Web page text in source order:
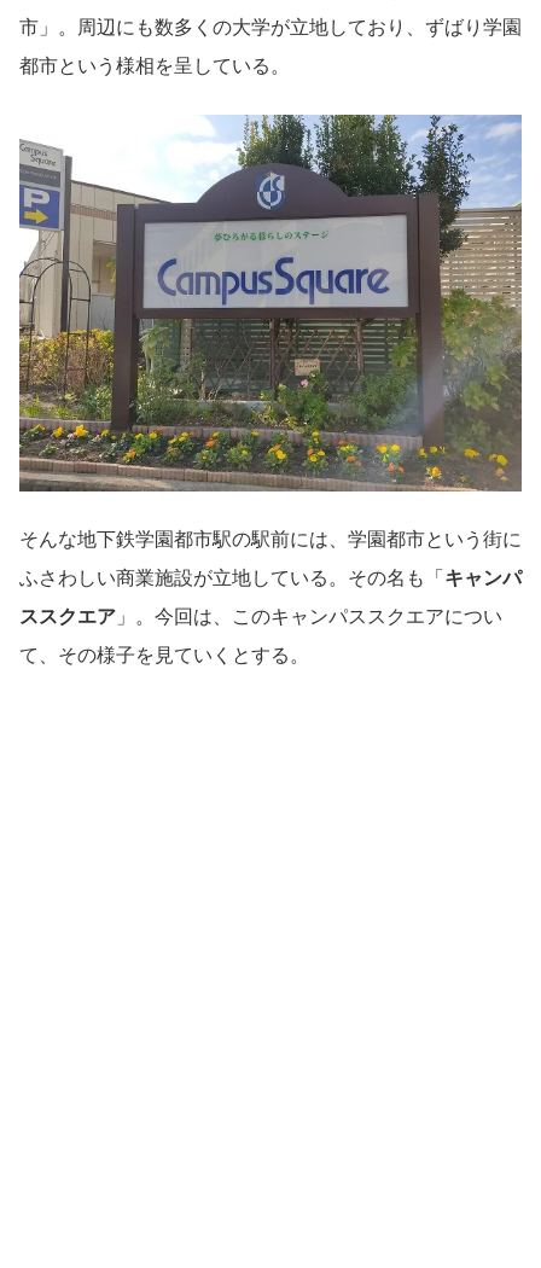
市」。周辺にも数多くの大学が立地しており、ずばり学園
都市という様相を呈している。
そんな地下鉄学園都市駅の駅前には、学園都市という街に
ふさわしい商業施設が立地している。その名も「 キャンパ
ススクエア 」。今回は、このキャンパススクエアについ
て、その様子を見ていくとする。